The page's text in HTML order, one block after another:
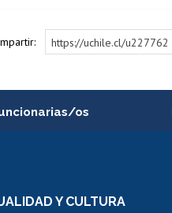
https://uchile.cl/u227762
os
de movilidad interna
Y CULTURA